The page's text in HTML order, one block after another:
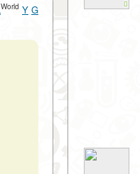
World Y G